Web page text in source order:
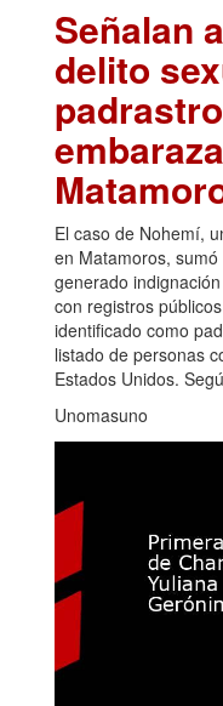
Señalan
delito
El caso de Nohemí,
en Matamoros,
generado
con registros
identificado como
listado de personas
Estados Unidos.
Unomasuno